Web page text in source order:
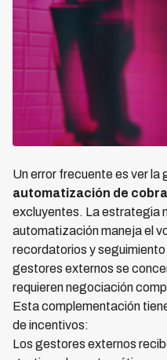
Un error frecuente es ver la
automatización de
excluyentes. La estrategia
automatización maneja el
recordatorios y
gestores externos se
requieren negociación
Esta complementación
de incentivos:
Los gestores externos